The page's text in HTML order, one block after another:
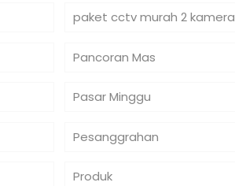
paket cctv murah 2 kamera
Pancoran Mas
Pasar Minggu
Pesanggrahan
Produk